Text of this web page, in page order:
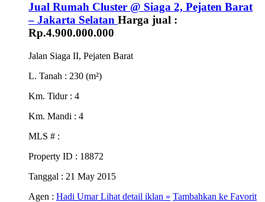
Jual Rumah Cluster @ Siaga 2, Pejaten Barat
– Jakarta Selatan Harga jual :
Rp.4.900.000.000
Jalan Siaga II, Pejaten Barat
L. Tanah : 230 (m²)
Km. Tidur : 4
Km. Mandi : 4
MLS # :
Property ID : 18872
Tanggal : 21 May 2015
Agen : Hadi UmarLihat detail iklan » Tambahkan ke Favorit